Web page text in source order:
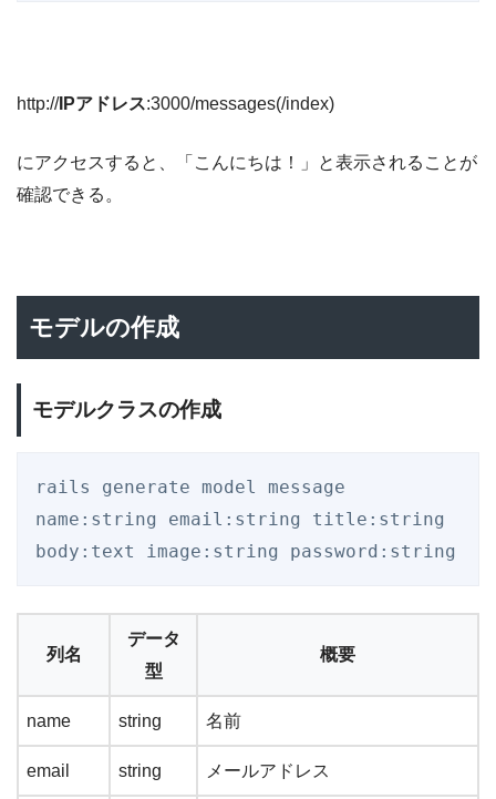
http://IPアドレス:3000/messages(/index)
にアクセスすると、「こんにちは！」と表示されることが
確認できる。
モデルの作成
モデルクラスの作成
rails generate model message
name:string email:string title:string
列名
データ
型
概要
name string 名前
email string メールアドレス